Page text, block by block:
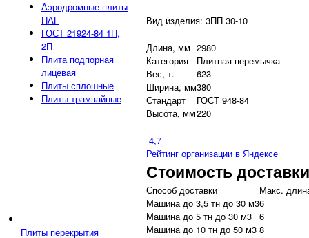
Аэродромные плиты
ПАГ
ГОСТ 21924-84 1П,
2П
Плита подпорная
лицевая
Плиты сплошные
Плиты трамвайные
Плиты перекрытия
Вид изделия: 3ПП 30-10
Длина, мм 2980
Категория
Плитная перемычка
Вес, т.
623
Ширина, мм380
Стандарт
ГОСТ 948-84
Высота, мм220
4,7
Рейтинг организации в Яндексе
Стоимость доставки
Способ доставки
Макс.
Машина до 3,5 тн до 30 м36
Машина до 5 тн до 30 м3 6
Машина до 10 тн до 50 м3 8